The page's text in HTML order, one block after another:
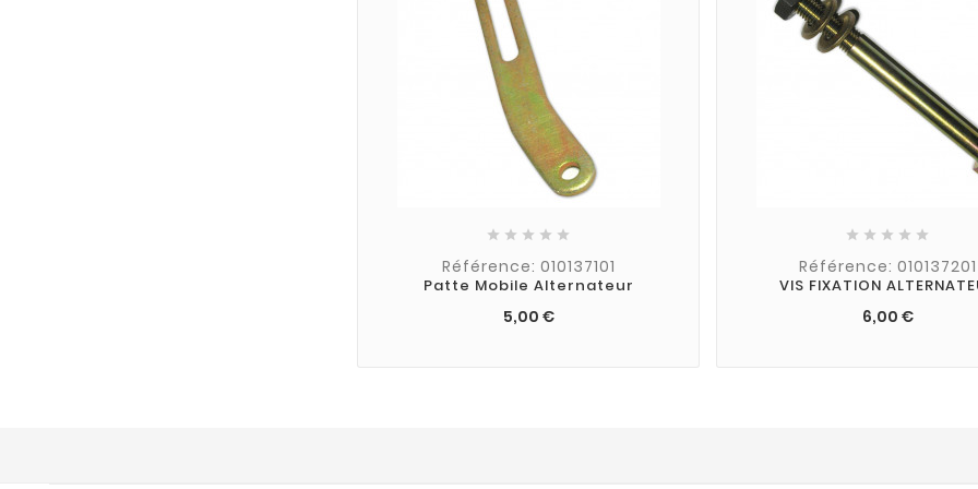
    
Référence: 010137101
Patte Mobile Alternateur
5,00 €
    
Référence: 010137201
VIS FIXATION
6,00 €